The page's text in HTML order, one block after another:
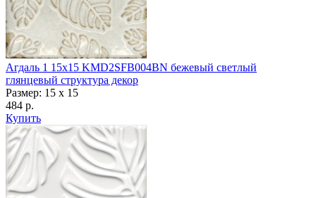
Агдаль 1 15x15 KMD2SFB004BN бежевый светлый
глянцевый структура декор
Размер: 15 x 15
484 р.
Купить